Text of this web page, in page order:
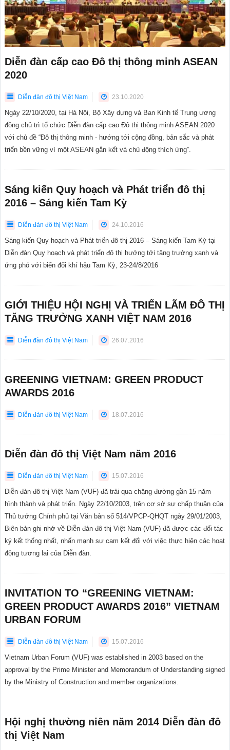
Diễn đàn cấp cao Đô thị thông minh ASEAN
2020
Diễn đàn đô thị Việt Nam 23.10.2020
Ngày 22/10/2020, tại Hà Nội, Bộ Xây dựng và Ban Kinh tế Trung ương
đồng chủ trì tổ chức Diễn đàn cấp cao Đô thị thông minh ASEAN 2020
với chủ đề “Đô thị thông minh - hướng tới cộng đồng, bản sắc và phát
triển bền vững vì một ASEAN gắn kết và chủ động thích ứng”.
Sáng kiến Quy hoạch và Phát triển đô thị
2016 – Sáng kiến Tam Kỳ
Diễn đàn đô thị Việt Nam 24.10.2016
Sáng kiến Quy hoạch và Phát triển đô thị 2016 – Sáng kiến Tam Kỳ tại
Diễn đàn Quy hoạch và phát triển đô thị hướng tới tăng trưởng xanh và
ứng phó với biến đổi khí hậu Tam Kỳ, 23-24/8/2016
GIỚI THIỆU HỘI NGHỊ VÀ TRIỂN LÃM ĐÔ THỊ
TĂNG TRƯỞNG XANH VIỆT NAM 2016
Diễn đàn đô thị Việt Nam 26.07.2016
GREENING VIETNAM: GREEN PRODUCT
AWARDS 2016
Diễn đàn đô thị Việt Nam 18.07.2016
Diễn đàn đô thị Việt Nam năm 2016
Diễn đàn đô thị Việt Nam 15.07.2016
Diễn đàn đô thị Việt Nam (VUF) đã trải qua chặng đường gần 15 năm
hình thành và phát triển. Ngày 22/10/2003, trên cơ sở sự chấp thuận của
Thủ tướng Chính phủ tại Văn bản số 514/VPCP-QHQT ngày 29/01/2003,
Biên bản ghi nhớ về Diễn đàn đô thị Việt Nam (VUF) đã được các đối tác
ký kết thống nhất, nhấn mạnh sự cam kết đối với việc thực hiện các hoạt
động tương lai của Diễn đàn.
INVITATION TO “GREENING VIETNAM:
GREEN PRODUCT AWARDS 2016” VIETNAM
URBAN FORUM
Diễn đàn đô thị Việt Nam 15.07.2016
Vietnam Urban Forum (VUF) was established in 2003 based on the
approval by the Prime Minister and Memorandum of Understanding signed
by the Ministry of Construction and member organizations.
Hội nghị thường niên năm 2014 Diễn đàn đô
thị Việt Nam